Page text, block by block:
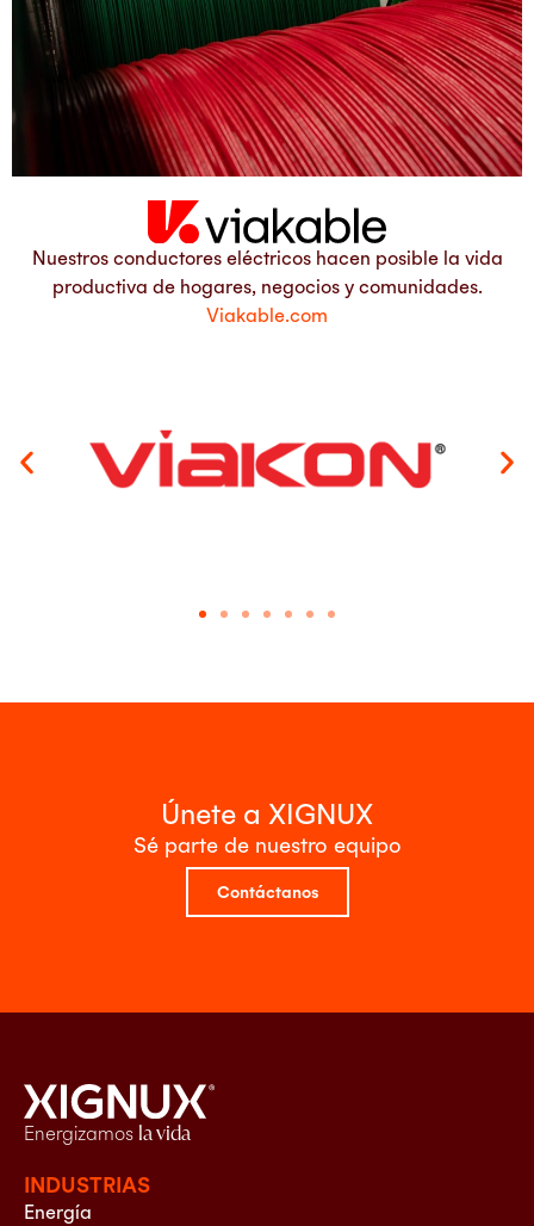
Nuestros conductores eléctricos hacen posible la vida
productiva de hogares, negocios y comunidades.
Viakable.com
Únete a XIGNUX
Sé parte de nuestro equipo
Contáctanos
Energizamos la vida
INDUSTRIAS
Energía